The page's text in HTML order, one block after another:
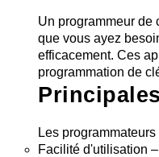
Un programmeur de
que vous ayez
efficacement. Ces
programmation de
Les
Facilité d'utilisation